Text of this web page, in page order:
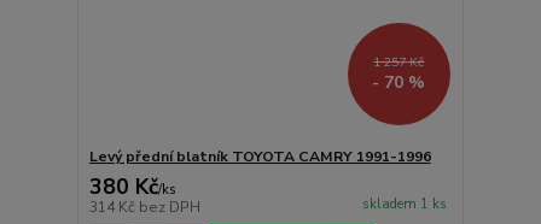
1 257 Kč
- 70 %
Levý přední blatník TOYOTA CAMRY 1991-1996
380 Kč/ks
314 Kč bez DPH skladem 1 ks